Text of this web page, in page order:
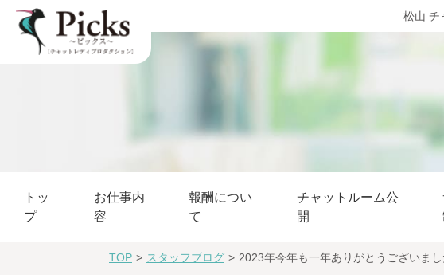
松山 チ
トッ
プ
お仕事内
容
報酬につい
て
チャットルーム公
開
TOP > スタッフブログ > 2023年今年も一年ありがとうございま